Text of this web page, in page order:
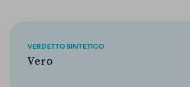
VERDETTO SINTETICO
Vero